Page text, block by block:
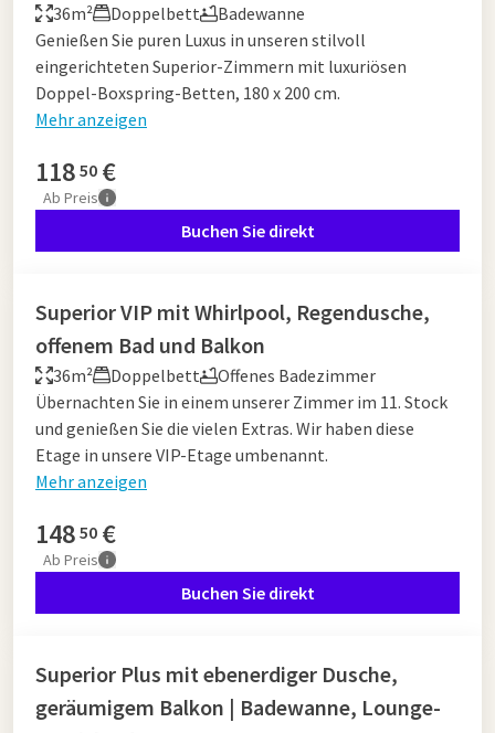
36m² Doppelbett
Badewanne
Genießen Sie puren Luxus in unseren stilvoll
eingerichteten Superior-Zimmern mit luxuriösen
Doppel-Boxspring-Betten, 180 x 200 cm.
Mehr anzeigen
118 50 €
Ab Preis
Buchen Sie direkt
Superior VIP mit Whirlpool, Regendusche,
offenem Bad und Balkon
36m² Doppelbett
Offenes Badezimmer
Übernachten Sie in einem unserer Zimmer im 11. Stock
und genießen Sie die vielen Extras. Wir haben diese
Etage in unsere VIP-Etage umbenannt.
Mehr anzeigen
148 50 €
Ab Preis
Buchen Sie direkt
Superior Plus mit ebenerdiger Dusche,
geräumigem Balkon | Badewanne, Lounge-